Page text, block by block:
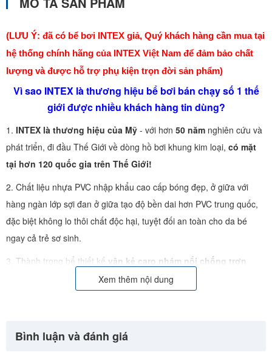
(LƯU Ý: đã có bể bơi INTEX giả, Quý khách hàng cần mua tại
hệ thống chính hãng của INTEX Việt Nam để đảm bảo chất
lượng và được hỗ trợ phụ kiện trọn đời sản phẩm)
Vì sao INTEX là thương hiệu bể bơi bán chạy số 1 thế
giới được nhiều khách hàng tin dùng?
1. INTEX là thương hiệu của Mỹ - với hơn 50 năm nghiên cứu và
phát triển, đi đầu Thế Giới về dòng hồ bơi khung kim loại, có mặt
tại hơn 120 quốc gia trên Thế Giới!
2. Chất liệu nhựa PVC nhập khẩu cao cấp bóng đẹp, ở giữa với
hàng ngàn lớp sợi đan ở giữa tạo độ bền dai hơn PVC trung quốc,
đặc biệt không lo thôi chất độc hại, tuyệt đối an toàn cho da bé
ngay cả trẻ sơ sinh.
3. Thành trong bể thiết kế vân kẻ caro nhám nổi chống trơn
trượt đảm bảo an toànvà tạo hình bể sang trọng, hơn hẳn các bể
4. 100% sản phẩm đã được kiểm tra chất lượng trước khi xuất
Xem thêm nội dung
Bình luận và đánh giá